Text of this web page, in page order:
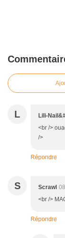
L Lili-
<br />
/>
Répondre
S Scrawl
<br />
Répondre